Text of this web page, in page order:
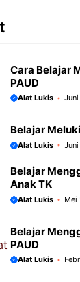
Cara Belajar
PAUD
Alat Lukis
Belajar
Alat Lukis
Belajar
Anak TK
Alat Lukis Mei
Belajar
PAUD
Alat Lukis